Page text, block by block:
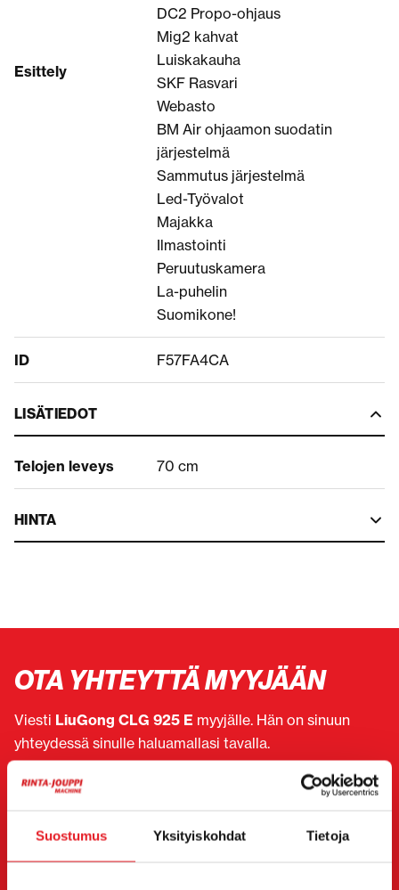
Suostumus Yksityiskohdat Tietoja
Esittely
DC2 Propo-ohjaus
Mig2 kahvat
Luiskakauha
SKF Rasvari
Webasto
BM Air ohjaamon suodatin
järjestelmä
Sammutus järjestelmä
Led-Työvalot
Majakka
Ilmastointi
Peruutuskamera
La-puhelin
Suomikone!
ID F57FA4CA
LISÄTIEDOT
Telojen leveys 70 cm
HINTA
OTA YHTEYTTÄ MYYJÄÄN
Viesti LiuGong CLG 925 E myyjälle. Hän on sinuun
yhteydessä sinulle haluamallasi tavalla.
Voit halutessasi olla suoraan yhteydessä myös
yksittäiseen myyjään. Myyjän yhteystiedot löydät sivun
alta.
Haluan